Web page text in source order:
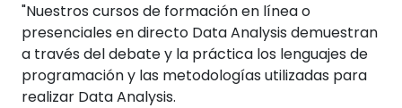
"Nuestros cursos de formación en línea o
presenciales en directo Data Analysis demuestran
a través del debate y la práctica los lenguajes de
programación y las metodologías utilizadas para
realizar Data Analysis.